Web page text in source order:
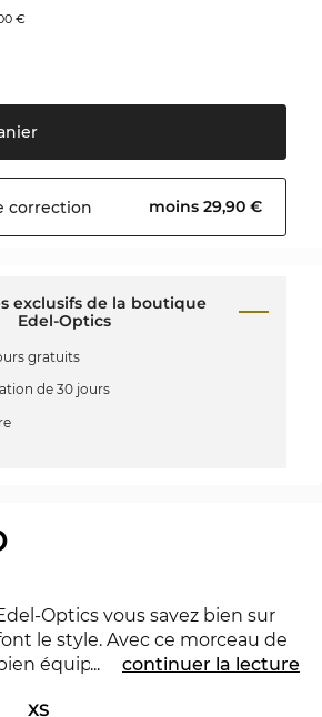
€
correction moins 29,90 €
exclusifs de la boutique
Edel-Optics
gratuits
de 30 jours
Optics vous savez bien sur
le style. Avec ce morceau de
équipé à l'Office ainsi que
pour rester à la pointe du
... continuer la lecture
XS